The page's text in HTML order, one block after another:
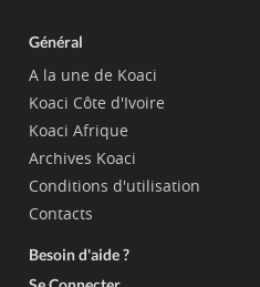
Général
A la une de Koaci
Koaci Côte d'Ivoire
Koaci Afrique
Archives Koaci
Conditions d'utilisation
Contacts
Besoin d'aide ?